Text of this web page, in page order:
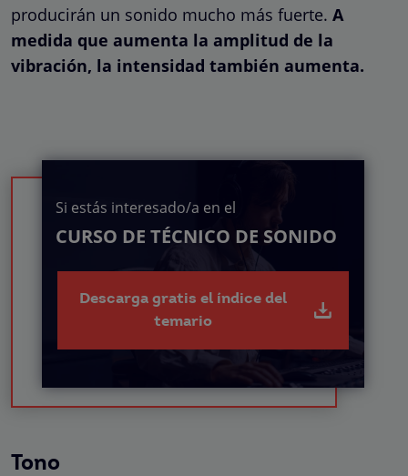
producirán un sonido mucho más fuerte. A
medida que aumenta la amplitud de la
vibración, la intensidad también aumenta.
Si estás interesado/a en el
CURSO DE TÉCNICO DE SONIDO
Descarga gratis el índice del
temario
Tono